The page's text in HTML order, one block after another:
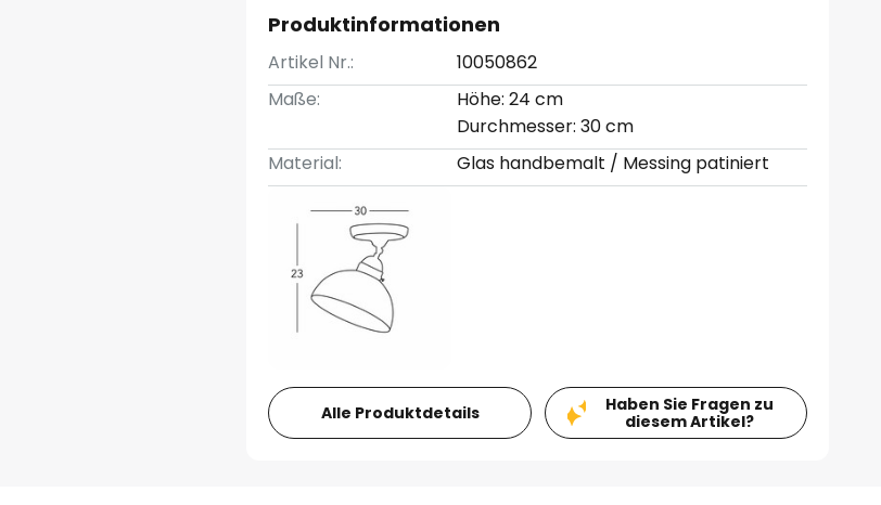
Produktinformationen
Artikel Nr.:
10050862
Maße:
Höhe: 24 cm
Durchmesser: 30 cm
Material:
Glas handbemalt / Messing patiniert
Alle Produktdetails
Haben Sie Fragen zu
diesem Artikel?